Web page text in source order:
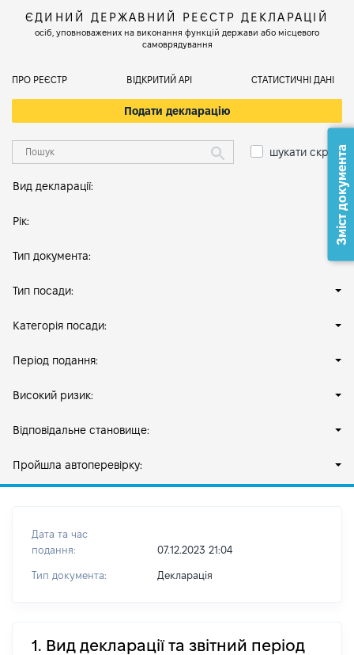
ЄДИНИЙ ДЕРЖАВНИЙ РЕЄСТР ДЕКЛАРАЦІЙ
осіб, уповноважених на виконання функцій держави або місцевого
самоврядування
ПРО РЕЄСТР ВІДКРИТИЙ АРІ СТАТИСТИЧНІ ДАНІ
Подати декларацію
шукати скрізь
Вид декларації:
Рік:
Тип документа:
Тип посади:
Категорія посади:
Період подання:
Високий ризик:
Відповідальне становище:
Пройшла автоперевірку:
Дата та час
подання:
07.12.2023 21:04
Тип документа: Декларація
1. Вид декларації та звітний період
Зміст документа